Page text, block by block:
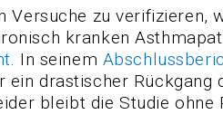
zu verifizieren,
kranken
. In seinem
ein drastischer Rückgang
bleibt die Studie ohne